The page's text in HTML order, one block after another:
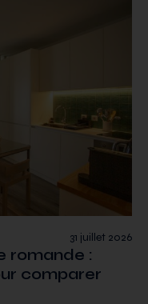
31 juillet 2026
romande :
comparer